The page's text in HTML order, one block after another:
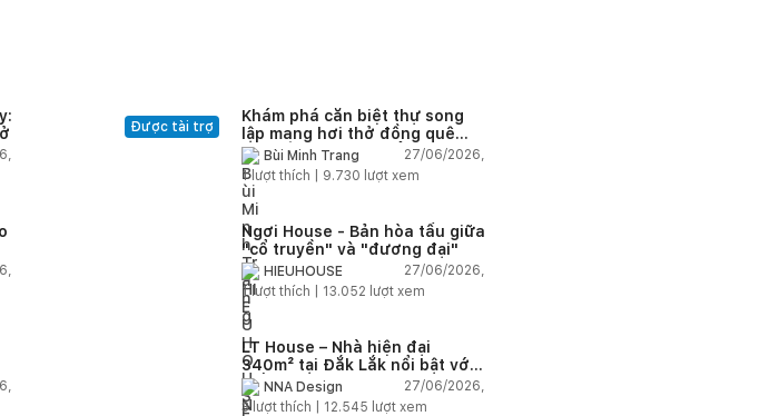
Được tài trợ
Khám phá căn biệt thự song
lập mang hơi thở đồng quê
châu Âu tại vùng biển đẹp
nhất Nha Trang
Bùi Minh Trang
27/06/2026,
1lượt thích | 9.730 lượt xem
Ngơi House - Bản hòa tấu giữa
"cổ truyền" và "đương đại"
HIEUHOUSE
27/06/2026,
1lượt thích | 13.052 lượt xem
LT House – Nhà hiện đại
340m² tại Đắk Lắk nổi bật với
kiến trúc mở và hệ sân vườn
kết nối thiên nhiên
NNA Design
27/06/2026,
3lượt thích | 12.545 lượt xem